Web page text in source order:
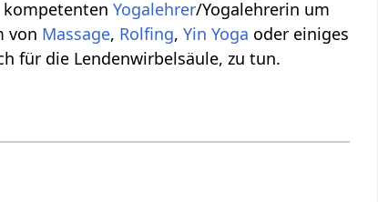
kompetentenYogalehrer/Yogalehrerin um
von Massage, Rolfing,Yin Yoga oder einiges
für die Lendenwirbelsäule, zu tun.